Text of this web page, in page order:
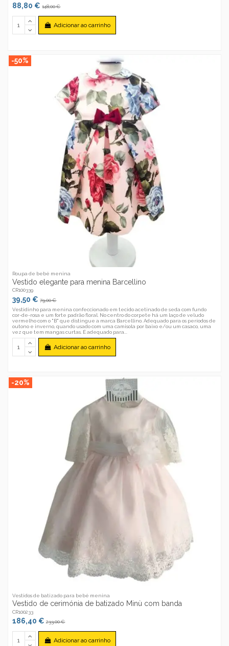
88,80 €148,00 €
Adicionar ao carrinho
-50%
Roupa de bebé menina
Vestido elegante para menina Barcellino
CR100339
39,50 €79,00 €
Vestidinho para menina confeccionado em tecido acetinado de seda com fundo
cor-de-rosa e um forte padrão floral. No centro do corpete há um laço de veludo
vermelho com o "B" que distingue a marca Barcellino. Adequado para os períodos de
outono e inverno, quando usado com uma camisola por baixo e/ou um casaco, uma
vez que tem mangas curtas. É adequado para...
Adicionar ao carrinho
-20%
Vestidos de batizado para bebé menina
Vestido de cerimónia de batizado Minù com banda
CR100233
186,40 €233,00 €
Adicionar ao carrinho